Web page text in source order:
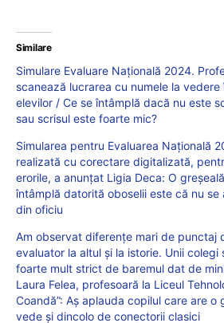
Similare
Simulare Evaluare Naţională 2024.
scanează lucrarea cu numele la vedere
elevilor / Ce se întâmplă dacă nu este
sau scrisul este foarte mic?
Simularea pentru Evaluarea Națională
realizată cu corectare digitalizată,
erorile, a anunțat Ligia Deca: O
întâmplă datorită oboselii este că nu
din oficiu
Am observat diferențe mari de punctaj
evaluator la altul și la istorie. Unii
foarte mult strict de baremul dat de
Laura Felea, profesoară la Liceul
Coandă”: Aș aplauda copilul care are o
vede și dincolo de conectorii clasici